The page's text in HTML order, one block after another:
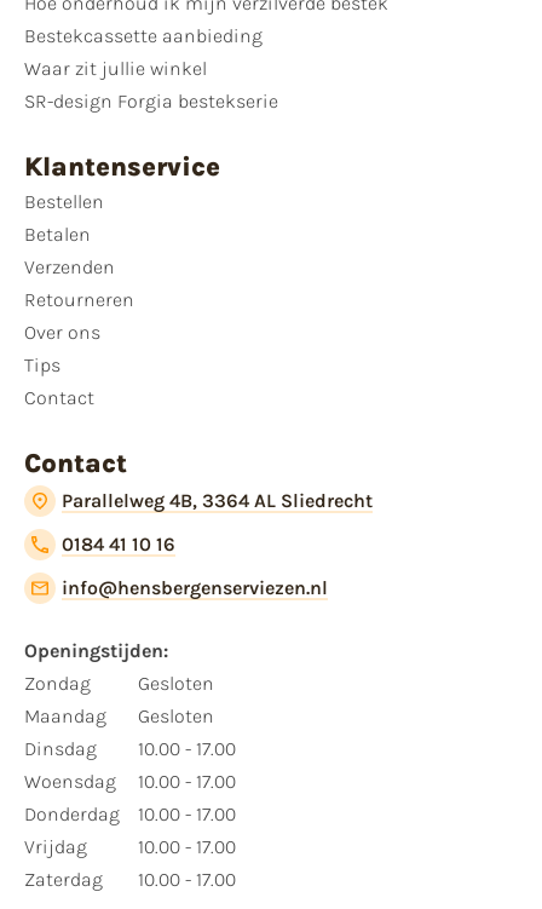
Bestekcassette aanbieding
Waar zit jullie winkel
SR-design Forgia bestekserie
Klantenservice
Bestellen
Betalen
Verzenden
Retourneren
Over ons
Tips
Contact
Contact
Parallelweg 4B, 3364 AL Sliedrecht
0184 41 10 16
info@hensbergenserviezen.nl
Openingstijden:
Zondag
Maandag
Dinsdag
Woensdag
Donderdag
Vrijdag
Zaterdag
Gesloten
Gesloten
10.00 - 17.00
10.00 - 17.00
10.00 - 17.00
10.00 - 17.00
10.00 - 17.00